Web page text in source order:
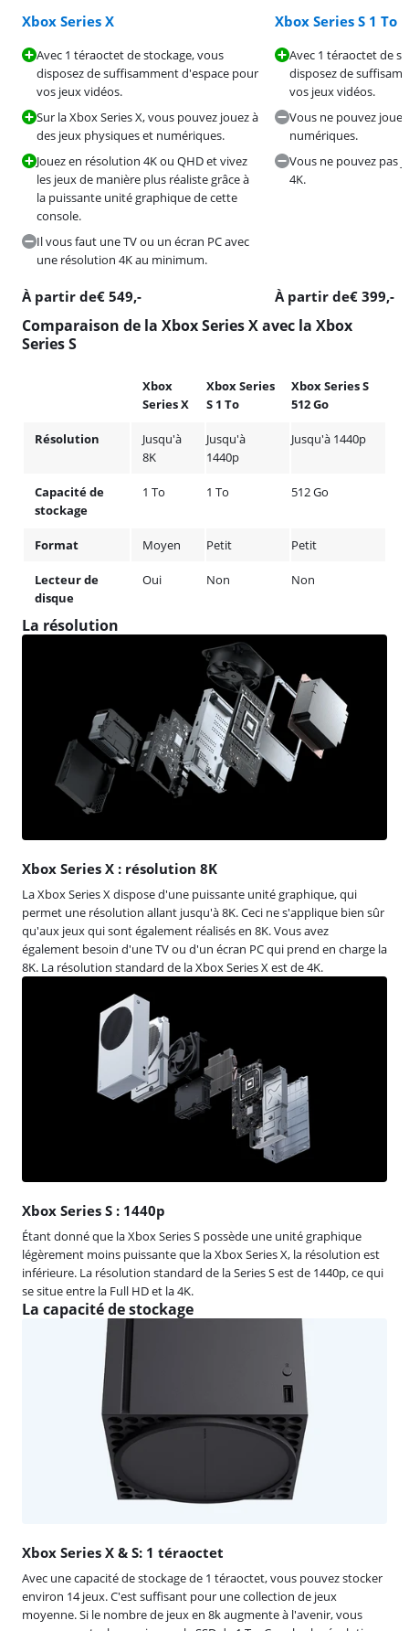
Xbox Series X
Avec 1 téraoctet de stockage, vous
disposez de suffisamment d'espace pour
vos jeux vidéos.
Sur la Xbox Series X, vous pouvez jouez à
des jeux physiques et numériques.
Jouez en résolution 4K ou QHD et vivez
les jeux de manière plus réaliste grâce à
la puissante unité graphique de cette
console.
Il vous faut une TV ou un écran PC avec
une résolution 4K au minimum.
À partir de€ 549,-
Xbox Series S 1 To
Avec 1 téraoctet de
disposez de
vos jeux vidéos.
Vous ne pouvez
numériques.
Vous ne pouvez pas
4K.
À partir de€399,-
Comparaison de la Xbox Series X avec la Xbox
Series S
Xbox
Series X
Xbox Series
S 1 To
Xbox Series S
512 Go
Résolution
Jusqu'à
8K
Jusqu'à
1440p
Jusqu'à 1440p
Capacité de
stockage
1 To 1 To 512 Go
Format Moyen Petit Petit
Lecteur de
disque
Oui Non Non
La résolution
Xbox Series X : résolution 8K
La Xbox Series X dispose d'une puissante unité graphique, qui
permet une résolution allant jusqu'à 8K. Ceci ne s'applique bien sûr
qu'aux jeux qui sont également réalisés en 8K. Vous avez
également besoin d'une TV ou d'un écran PC qui prend en charge la
8K. La résolution standard de la Xbox Series X est de 4K.
Xbox Series S : 1440p
Étant donné que la Xbox Series S possède une unité graphique
légèrement moins puissante que la Xbox Series X, la résolution est
inférieure. La résolution standard de la Series S est de 1440p, ce qui
se situe entre la Full HD et la 4K.
La capacité de stockage
Xbox Series X & S: 1 téraoctet
Avec une capacité de stockage de 1 téraoctet, vous pouvez stocker
environ 14 jeux. C'est suffisant pour une collection de jeux
moyenne. Si le nombre de jeux en 8k augmente à l'avenir, vous